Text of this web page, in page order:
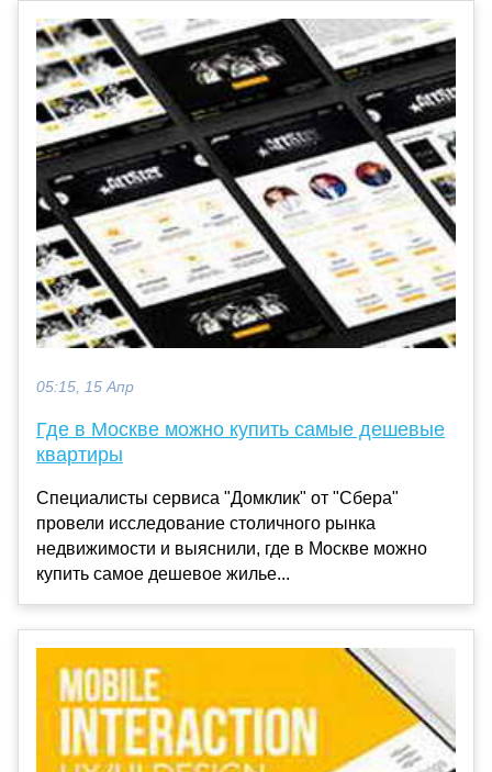
05:15, 15 Апр
Где в Москве можно купить самые дешевые
квартиры
Специалисты сервиса "Домклик" от "Сбера"
провели исследование столичного рынка
недвижимости и выяснили, где в Москве можно
купить самое дешевое жилье...